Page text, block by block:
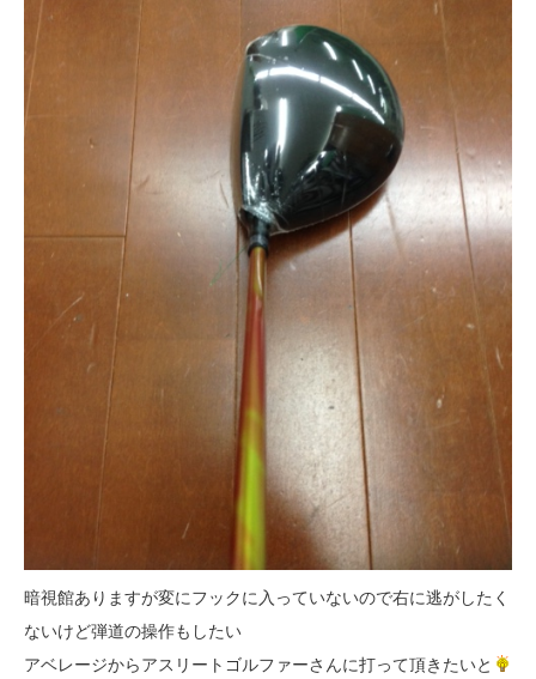
暗視館ありますが変にフックに入っていないので右に逃がしたく
ないけど弾道の操作もしたい
アベレージからアスリートゴルファーさんに打って頂きたいと